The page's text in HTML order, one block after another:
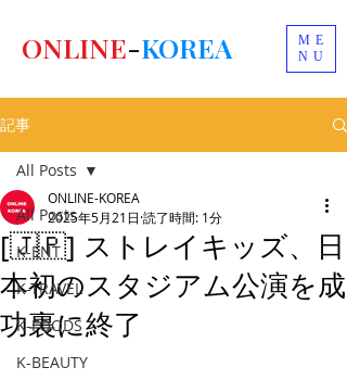
ME
NU
ONLINE-KOREA
記事
All Posts
K-ENT
K-TRAVEL
K-FOODS
K-BEAUTY
All Posts
[🇯🇵] ストレイキッズ、日
本初のスタジアム公演を成
功裏に終了
ONLINE-KOREA
2025年5月21日 読了時間: 1分